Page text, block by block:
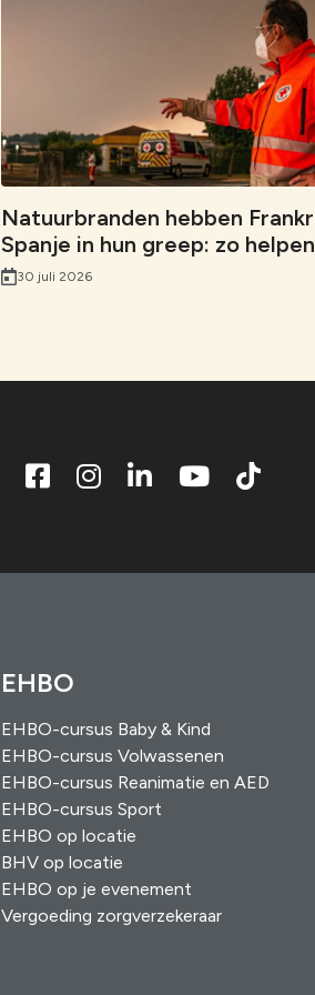
Natuurbranden hebben
Spanje in hun greep: zo
30 juli 2026
EHBO
EHBO-cursus Baby & Kind
EHBO-cursus Volwassenen
EHBO-cursus Reanimatie en AED
EHBO-cursus Sport
EHBO op locatie
BHV op locatie
EHBO op je evenement
Vergoeding zorgverzekeraar